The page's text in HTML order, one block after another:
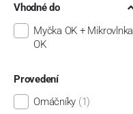
Vhodné do
Myčka OK + Mikrovlnka
OK
Provedení
Omáčníky (1)